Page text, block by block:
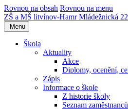
Rovnou na obsah Rovnou na menu
ZŠ a MŠ litvínov-HamrMládežnická
Menu
Škola
Aktuality
Akce
Diplomy, ocenění,
Zápis
Informace o škole
Z historie školy
Seznam zaměstnanců